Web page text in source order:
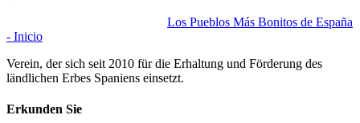
Los Pueblos Más Bonitos de España
- Inicio
Verein, der sich seit 2010 für die Erhaltung und Förderung des
ländlichen Erbes Spaniens einsetzt.
Erkunden Sie